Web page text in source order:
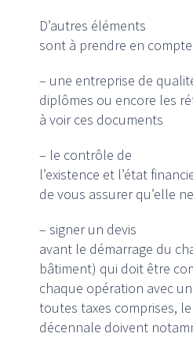
D’autres éléments
sont à prendre en
– une entreprise de
diplômes ou encore les
à voir ces documents
– le contrôle de
l’existence et l’état
de vous assurer qu’elle
– signer un devis
avant le démarrage du
bâtiment) qui doit être
chaque opération avec
toutes taxes comprises,
décennale doivent